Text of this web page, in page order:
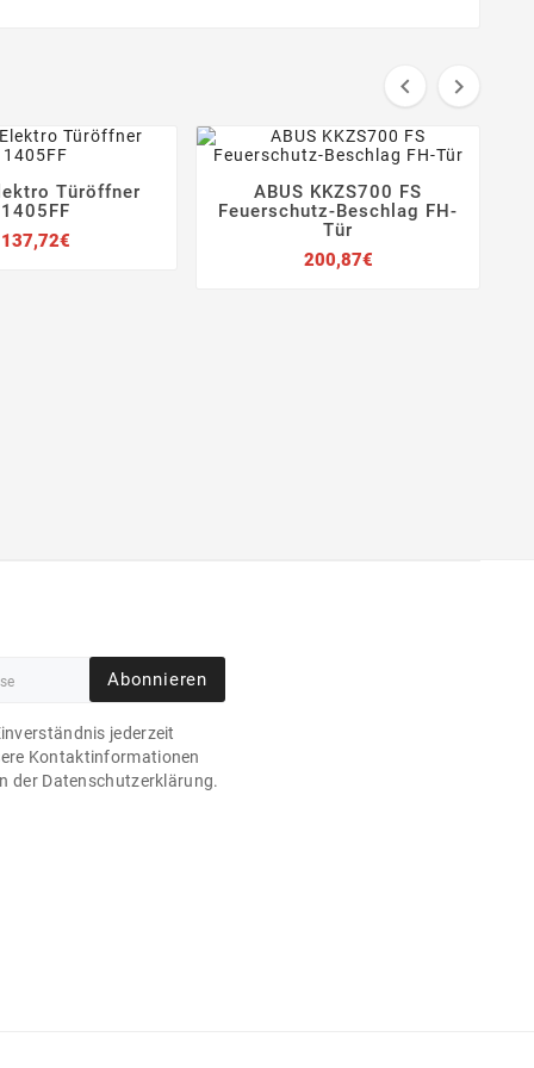
 
 
Türöffner
1405FF
137,72€Preis
   
ABUS KKZS700 FS
Feuerschutz-Beschlag FH-
Tür
200,87€Preis
Abonnieren
jederzeit
Kontaktinformationen
der Datenschutzerklärung.